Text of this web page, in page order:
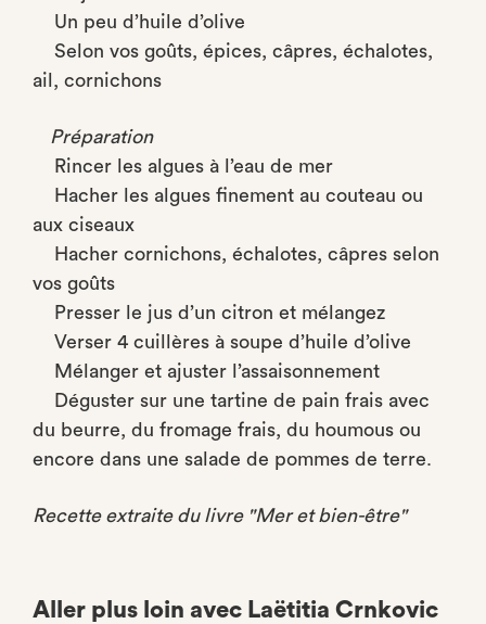
Un peu d’huile d’olive
Selon vos goûts, épices, câpres, échalotes,
ail, cornichons
Préparation
Rincer les algues à l’eau de mer
Hacher les algues finement au couteau ou
aux ciseaux
Hacher cornichons, échalotes, câpres selon
vos goûts
Presser le jus d’un citron et mélangez
Verser 4 cuillères à soupe d’huile d’olive
Mélanger et ajuster l’assaisonnement
Déguster sur une tartine de pain frais avec
du beurre, du fromage frais, du houmous ou
encore dans une salade de pommes de terre.
Recette extraite du livre "Mer et bien-être"
Aller plus loin avec Laëtitia Crnkovic